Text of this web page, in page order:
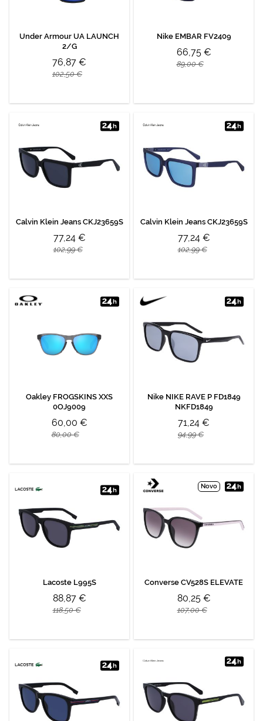
Under Armour UA LAUNCH
2/G
76,87 €
102,50 €
Nike EMBAR FV2409
66,75 €
89,00 €
Calvin Klein Jeans CKJ23659S
77,24 €
102,99 €
Calvin Klein Jeans CKJ23659S
77,24 €
102,99 €
Oakley FROGSKINS XXS
0OJ9009
60,00 €
80,00 €
Nike NIKE RAVE P FD1849
NKFD1849
71,24 €
94,99 €
Lacoste L995S
88,87 €
118,50 €
Novo
Converse CV528S ELEVATE
80,25 €
107,00 €